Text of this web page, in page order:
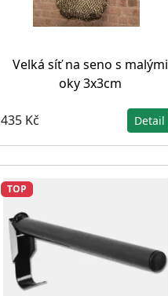
Velká síť na seno s malými
oky 3x3cm
435 Kč Detail
TOP